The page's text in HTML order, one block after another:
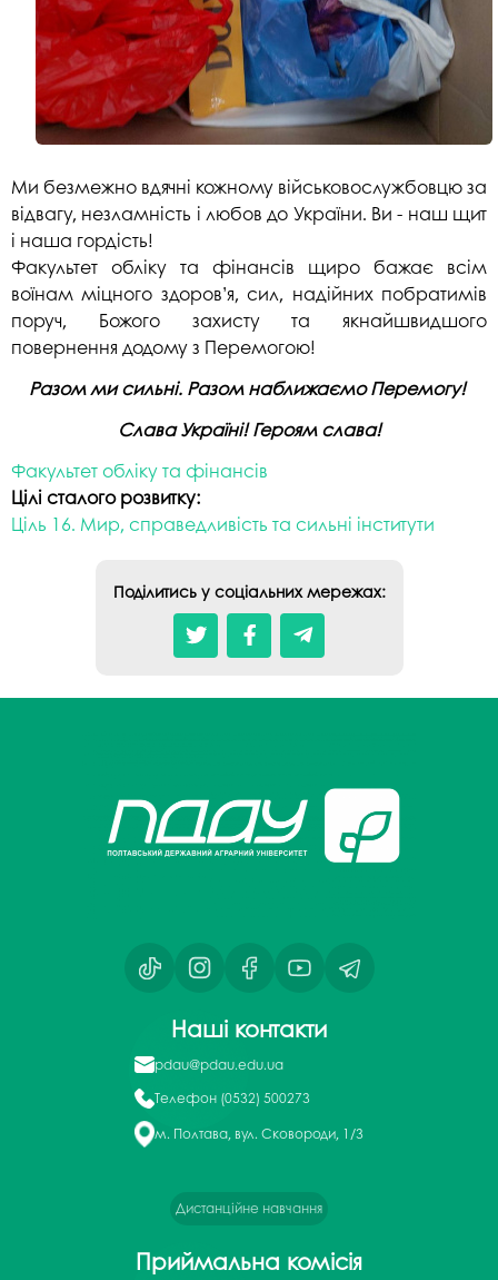
Ми безмежно вдячні кожному військовослужбовцю за
відвагу, незламність і любов до України. Ви - наш щит
і наша гордість!
Факультет обліку та фінансів щиро бажає всім
воїнам міцного здоров’я, сил, надійних побратимів
поруч, Божого захисту та якнайшвидшого
повернення додому з Перемогою!
Разом ми сильні. Разом наближаємо Перемогу!
Слава Україні! Героям слава!
Факультет обліку та фінансів
Цілі сталого розвитку:
Ціль 16. Мир, справедливість та сильні інститути
Поділитись у соціальних мережах:
Наші контакти
pdau@pdau.edu.ua
Телефон (0532) 500273
м. Полтава, вул. Сковороди, 1/3
Дистанційне навчання
Приймальна комісія